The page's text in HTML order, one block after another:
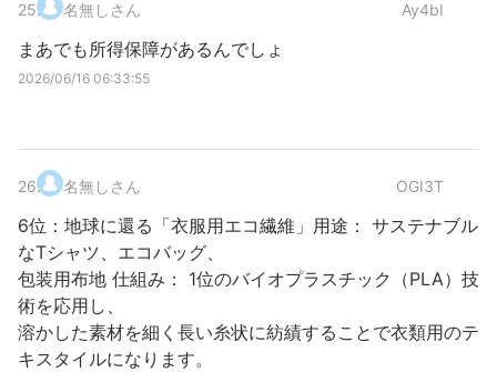
25. 名無しさん Ay4bI
まあでも所得保障があるんでしょ
2026/06/16 06:33:55
26. 名無しさん OGI3T
6位：地球に還る「衣服用エコ繊維」用途： サステナブル
なTシャツ、エコバッグ、
包装用布地 仕組み： 1位のバイオプラスチック（PLA）技
術を応用し、
溶かした素材を細く長い糸状に紡績することで衣類用のテ
キスタイルになります。